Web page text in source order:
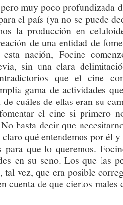
muy poco profundizada
el país (ya no se puede
la producción en
de una entidad de
esta nación, Focine
sin una clara
que el cine
gama de actividades
de cuáles de ellas eran su
el cine si primero
basta decir que
qué entendemos por él
para que lo queremos.
en su seno. Los que las
tal vez, que era posible
cuenta de que ciertos males